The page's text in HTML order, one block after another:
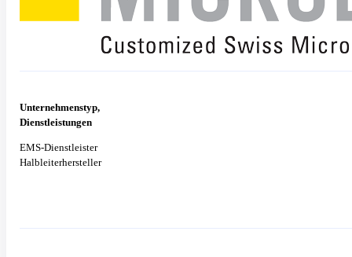
Unternehmenstyp,
Dienstleistungen
EMS-Dienstleister
Halbleiterhersteller